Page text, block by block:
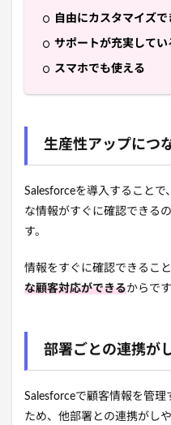
自由にカスタマイズで
サポートが充実してい
スマホでも使える
生産性アップにつ
Salesforceを導入すること
な情報がすぐに確認できる
す。
情報をすぐに確認できること
な顧客対応ができるからです
部署ごとの連携が
Salesforceで顧客情報を管
ため、他部署との連携がし